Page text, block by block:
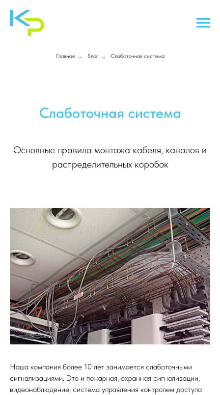
Главная → Блог → Слаботочная система
Слаботочная система
Основные правила монтажа кабеля, каналов и
распределительных коробок
Наша компания более 10 лет занимается слаботочными
сигнализациями. Это и пожарная, охранная сигнализации,
видеонаблюдение, система управления контролем доступа